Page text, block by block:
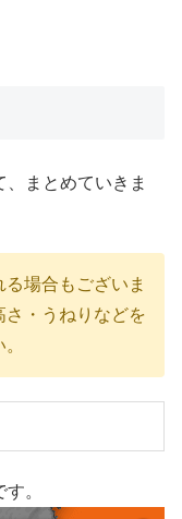
まとめていきま
場合もございま
・うねりなどを
。